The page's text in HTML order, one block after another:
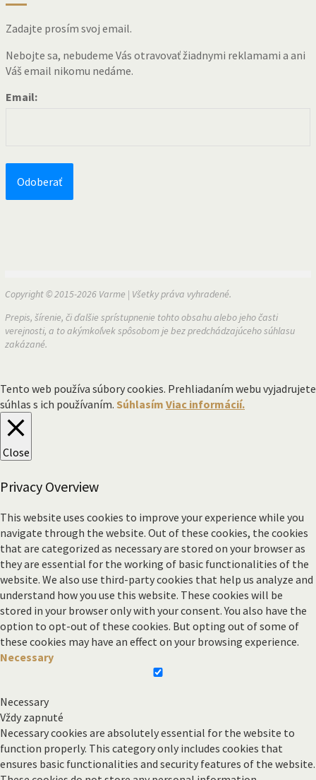
Zadajte prosím svoj email.
Nebojte sa, nebudeme Vás otravovať žiadnymi reklamami a ani
Váš email nikomu nedáme.
Email:
Copyright © 2015-2026 Varme | Všetky práva vyhradené.
Prepis, šírenie, či ďalšie sprístupnenie tohto obsahu alebo jeho časti
verejnosti, a to akýmkoľvek spôsobom je bez predchádzajúceho súhlasu
zakázané.
Tento web používa súbory cookies. Prehliadaním webu vyjadrujete
súhlas s ich používaním. Súhlasím Viac informácií.
Close
Privacy Overview
This website uses cookies to improve your experience while you
navigate through the website. Out of these cookies, the cookies
that are categorized as necessary are stored on your browser as
they are essential for the working of basic functionalities of the
website. We also use third-party cookies that help us analyze and
understand how you use this website. These cookies will be
stored in your browser only with your consent. You also have the
option to opt-out of these cookies. But opting out of some of
these cookies may have an effect on your browsing experience.
Necessary
Necessary
Vždy zapnuté
Necessary cookies are absolutely essential for the website to
function properly. This category only includes cookies that
ensures basic functionalities and security features of the website.